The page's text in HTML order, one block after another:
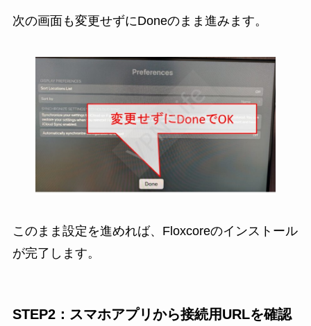
次の画面も変更せずにDoneのまま進みます。
このまま設定を進めれば、Floxcoreのインストール
が完了します。
STEP2：スマホアプリから接続用URLを確認